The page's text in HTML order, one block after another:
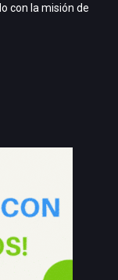
con la misión de